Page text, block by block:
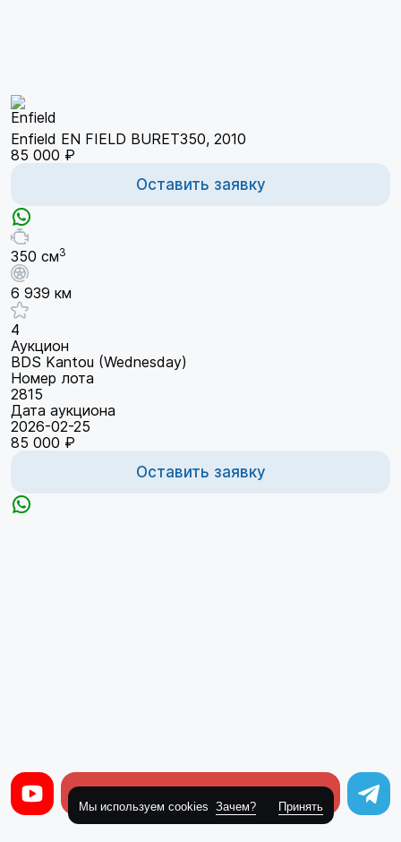
Enfield EN FIELD BURET350, 2010
85 000 ₽
Оставить заявку
350 см3
6 939 км
4
Аукцион
BDS Kantou (Wednesday)
Номер лота
2815
Дата аукциона
2026-02-25
85 000 ₽
Оставить заявку
Мы используем cookies Зачем? Принять